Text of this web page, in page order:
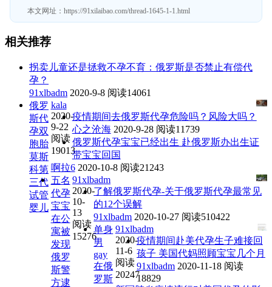
本文网址： https://91xilaibao.com/thread-1645-1-1.html
相关推荐
拐卖儿童还是拯救不孕不育：俄罗斯是否禁止有偿代
孕？
91xlbadm 2020-9-8 阅读14061
俄罗
斯代
孕双
胞胎
莫斯
科第
三代
试管
婴儿
kala
2020-
9-22
阅读
19013
疫情期间去俄罗斯代孕危险吗？风险大吗？
心之沧海 2020-9-28 阅读11739
俄罗斯代孕宝宝已经出生 赴俄罗斯办出生证
带宝宝回国
啊拉6 2020-10-8 阅读21243
五名
代孕
宝宝
在公
寓被
发现
俄罗
斯警
方逮
91xlbadm
2020-
10-
13
阅读
15276
了解俄罗斯代孕-关于俄罗斯代孕最常见
的12个误解
91xlbadm 2020-10-27 阅读510422
单身
男
gay
在俄
罗斯
91xlbadm
2020-
11-6
阅读
20247
疫情期间赴美代孕生子难接回
孩子 美国代妈照顾宝宝几个月
91xlbadm 2020-11-18 阅读
18829